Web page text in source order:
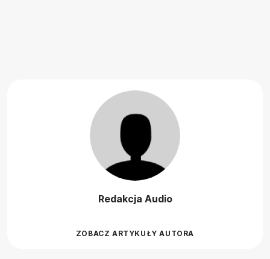
Redakcja Audio
ZOBACZ ARTYKUŁY AUTORA